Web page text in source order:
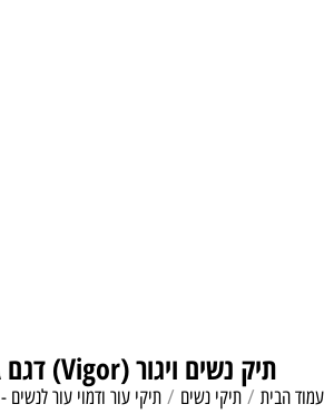
תיק נשים ויגור (Vigor) דגם 151012EA
עמוד הבית / תיקי נשים / תיקי עור ודמוי עור לנשים - VIGOR